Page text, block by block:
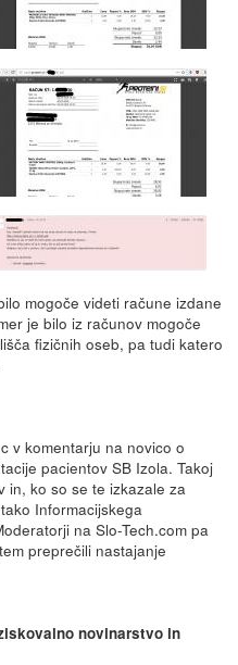
mogoče videti račune izdane
je bilo iz računov mogoče
fizičnih oseb, pa tudi katero
v komentarju na novico o
pacientov SB Izola. Takoj
in, ko so se te izkazale za
Informacijskega
na Slo-Tech.com pa
preprečili nastajanje
novinarstvo in